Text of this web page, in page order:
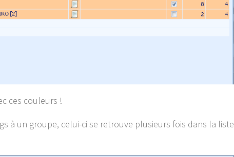
ces couleurs !
à un groupe, celui-ci se retrouve plusieurs fois dans la liste